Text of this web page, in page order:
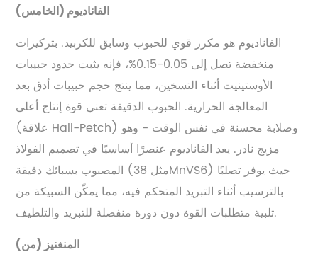
الفاناديوم (الخامس)
الفاناديوم هو مكرر قوي للحبوب وسابق للكربيد. بتركيزات
منخفضة تصل إلى 0.05-0.15%، فإنه يثبت حدود حبيبات
الأوستينيت أثناء التسخين، مما ينتج حجم حبيبات أدق بعد
المعالجة الحرارية. الحبوب الدقيقة تعني قوة إنتاج أعلى
(علاقة Hall-Petch) وصلابة محسنة في نفس الوقت - وهو
مزيج نادر. يعد الفاناديوم عنصرًا أساسيًا في تصميم الفولاذ
المصبوب بسبائك دقيقة (مثل 38MnVS6) حيث يوفر تصلبًا
بالترسيب أثناء التبريد المتحكم فيه، مما يمكّن السبيكة من
تلبية متطلبات القوة دون دورة منفصلة للتبريد والتلطيف.
المنغنيز (من)